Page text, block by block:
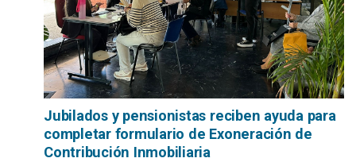
Jubilados y pensionistas reciben ayuda para
completar formulario de Exoneración de
Contribución Inmobiliaria